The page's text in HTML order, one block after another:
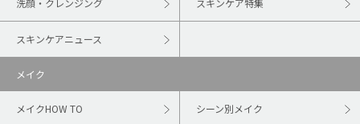
洗顔・クレンジング スキンケア特集
スキンケアニュース
メイク
メイクHOW TO シーン別メイク